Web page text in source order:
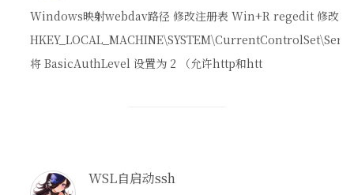
Windows映射webdav路径 修改注册表 Win+R regedit 修改
将 BasicAuthLevel 设置为 2 （允许http和htt
WSL自启动ssh